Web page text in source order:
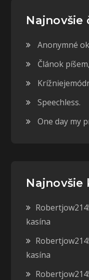
Najnovšie
Anonymné
Článok píšem,
Speechless.
One day my
Najnovšie
kasína
kasína